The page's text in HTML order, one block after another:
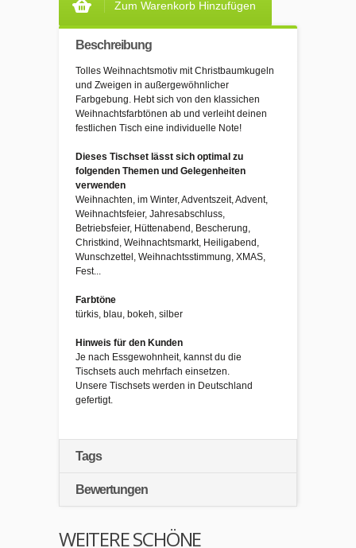
Zum Warenkorb Hinzufügen
Beschreibung
Tolles Weihnachtsmotiv mit Christbaumkugeln
und Zweigen in außergewöhnlicher
Farbgebung. Hebt sich von den klassichen
Weihnachtsfarbtönen ab und verleiht deinen
festlichen Tisch eine individuelle Note!
Dieses Tischset lässt sich optimal zu
folgenden Themen und Gelegenheiten
verwenden
Weihnachten, im Winter, Adventszeit, Advent,
Weihnachtsfeier, Jahresabschluss,
Betriebsfeier, Hüttenabend, Bescherung,
Christkind, Weihnachtsmarkt, Heiligabend,
Wunschzettel, Weihnachtsstimmung, XMAS,
Fest...
Farbtöne
türkis, blau, bokeh, silber
Hinweis für den Kunden
Je nach Essgewohnheit, kannst du die
Tischsets auch mehrfach einsetzen.
Unsere Tischsets werden in Deutschland
gefertigt.
Tags
Bewertungen
WEITERE SCHÖNE